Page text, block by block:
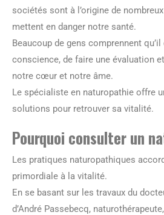
sociétés sont à l’origine de
mettent en danger notre santé.
Beaucoup de gens comprennent
conscience, de faire une évaluation
notre cœur et notre âme.
Le spécialiste en naturopathie offre
solutions pour retrouver sa vitalité.
Pourquoi consulter un
Les pratiques naturopathiques
primordiale à la vitalité.
En se basant sur les travaux du
d’André Passebecq,